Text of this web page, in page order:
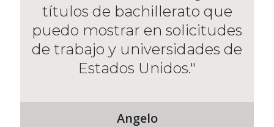
títulos de bachillerato que
puedo mostrar en solicitudes
de trabajo y universidades de
Estados Unidos."
Angelo